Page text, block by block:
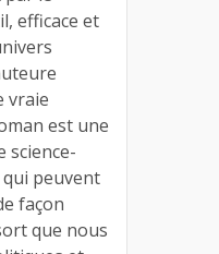
efficace et
vraie
est une
science-
qui peuvent
façon
que nous